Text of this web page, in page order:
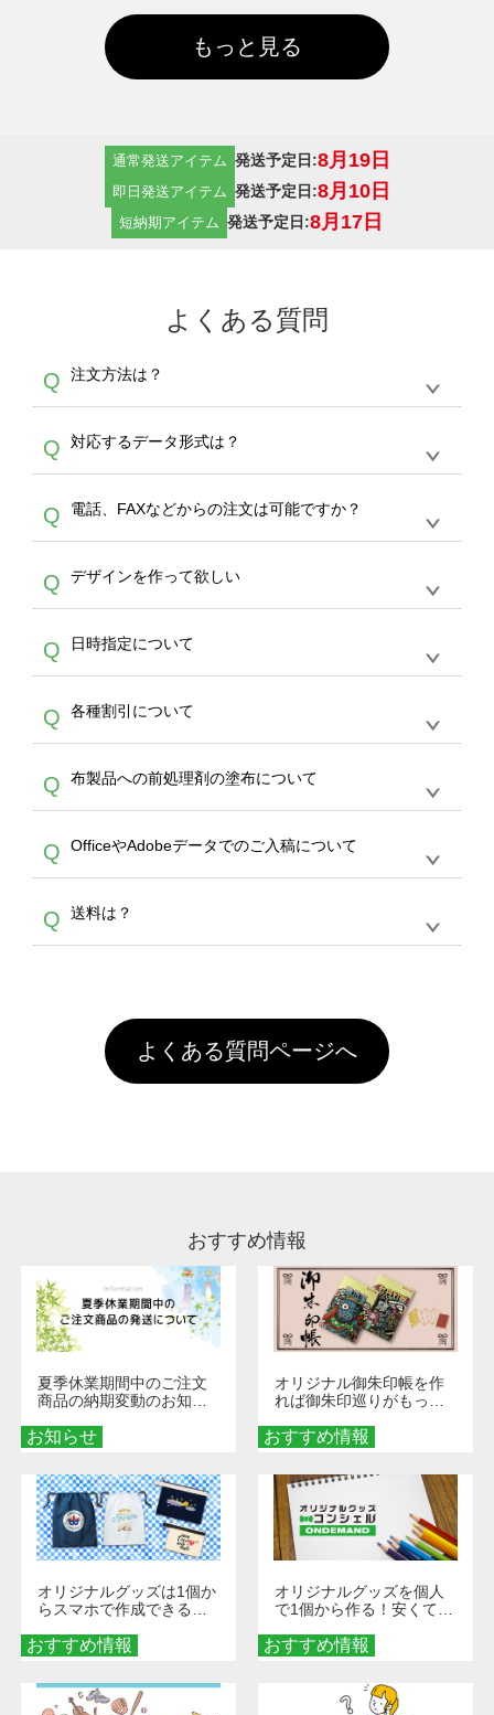
もっと見る
通常発送アイテム 発送予定日:8月19日
即日発送アイテム 発送予定日:8月10日
短納期アイテム 発送予定日:8月17日
よくある質問
Q 注文方法は？
A
生産にて承っております。デザインツールから
デザインの作成から決済まで完了できます。
30枚以上やシルク印刷など、大口注文の場合
は、サポートが担当するエコバッグコンシェル
やタンブラーコンシェルをご利用ください。製
作する数量が多ければ多いほど、オンデマンド
サービスよりも低価格で製作することが可能で
す。
Q 対応するデータ形式は？
A
ドできるデータ形式は、JPG / PNG / AI / PSD /
PDF 形式になります。データの最大サイズ
写真などもアップロード可能です。使用できな
い画像はエラーになります。（※ Illustratorか
らの直接入稿には対応していません。AIで保存
し、デザインツールからアップロードして下さ
い）
Q 電話、FAXなどからの注文は可能ですか？
A
文のみ受け付けております。30個以上のご製
作をお考えの方は、サポートが担当するエコバ
スをご利用頂ければ、電話やFAX、メールなど
でご注文が可能です。
Q デザインを作って欲しい
A
を作って欲しい。などの場合は、製作数量が
30個以上であれば、サポート担当が、デザイ
バッグコンシェル
サー
ビスをご利用ください。(※ 30個以下の場合
は、デザインツールをご利用ください)
Q 日時指定について
A
ん。発送後18時以降に配送業者・伝票番号を
メールでお知らせいたしますので、直接配送業
者にご連絡いただき調整をお願い致します。
Q 各種割引について
A
カート内で自動的に割引(最大50%)が適用され
ます。 【付与ポイント】購入金額の1％が1ポ
イントとして付与され、次回ご注文時に1ポイ
ント＝1円としてお使いいただけます。ポイン
トは発送完了の翌日に付与され、次回ご注文時
からご利用頂けます。ポイントの有効期限は一
年間です。【会員ランク】過去10カ月のご注
文回数により会員ランク割引(最大5%)が適用
頂いても、ログインがされていなければ、ラン
クにカウントがされません。
Q 布製品への前処理剤の塗布について
A
意点（前処理剤）】カラー生地（Tシャツのホ
ワイト、トートバッグのナチュラル、ホワイト
といって、プリントを定着させるための処理剤
を塗布しており、短納期・低価格で商品をお届
害な性質で、水洗いで落とすことが可能です。
お手数ですが、お客様ご自身にて着用前に落と
していただけますようお願いいたします。※1
通常注文・直送機能でのご注文に関わらず、前
Q OfficeやAdobeデータでのご入稿について
A
ません。いずれのデータも該当デザインのみ画
像(JPEG,PNG,GIF,PDF)に変換、またはAdobe
Q 送料は？
引」などによるお値引きで4,000円未満になる
場合は送料がかかりますので、ご注意くださ
い。
よくある質問ページへ
おすすめ情報
お知らせ
夏季休業期間中のご注文
商品の納期変動のお知ら
おすすめ情報
オリジナル御朱印帳を作
れば御朱印巡りがもっと
ダーメイドする魅力と選
び方
おすすめ情報
オリジナルグッズは1個か
らスマホで作成できる！
くなる巾着＆ポーチ活用
術
おすすめ情報
オリジナルグッズを個人
で1個から作る！安くて簡
秘訣